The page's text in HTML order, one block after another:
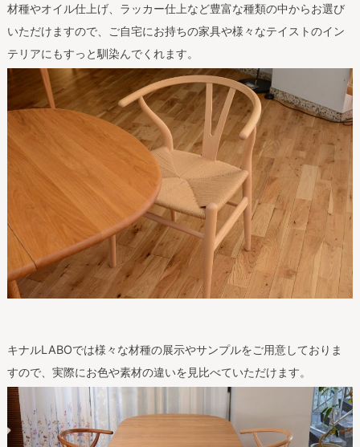
材種やオイル仕上げ、ラッカー仕上など豊富な種類の中からお選び
いただけますので、ご自宅にお持ちの家具や様々なテイストのイン
テリアにもすっと馴染んでくれます。
キナルLABOでは様々な材種の展示やサンプルをご用意しておりま
すので、実際にお色や素材の違いを見比べていただけます。